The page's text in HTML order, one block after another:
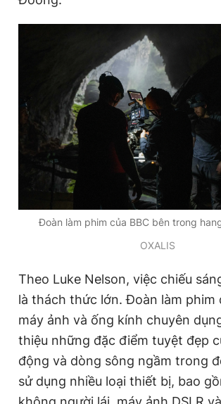
Đoàn làm phim của BBC bên trong
OXALIS
Theo Luke Nelson, việc chiếu
là thách thức lớn. Đoàn làm phim
máy ảnh và ống kính chuyên
thiệu những đặc điểm tuyệt đẹp
động và dòng sông ngầm trong
sử dụng nhiều loại thiết bị, bao